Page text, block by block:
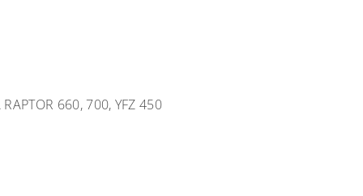
660, 700, YFZ 450